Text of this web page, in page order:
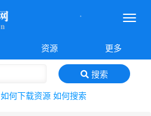
菜
资源 更多
搜索
如何下载资源 如何搜索